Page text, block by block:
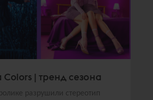
| тренд сезона
разрушили стереотип